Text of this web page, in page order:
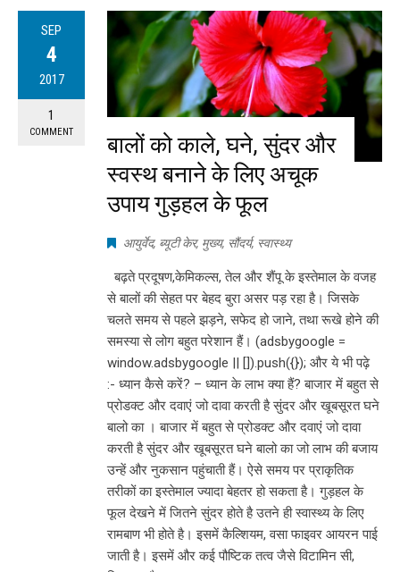
SEP
4
2017
1
COMMENT
बालों को काले, घने, सुंदर और
स्वस्थ बनाने के लिए अचूक
उपाय गुड़हल के फूल
आयुर्वेद, ब्यूटी केर, मुख्य, सौंदर्य, स्वास्थ्य
बढ़ते प्रदूषण,केमिकल्स, तेल और शैंपू के इस्तेमाल के वजह
से बालों की सेहत पर बेहद बुरा असर पड़ रहा है। जिसके
चलते समय से पहले झड़ने, सफेद हो जाने, तथा रूखे होने की
समस्या से लोग बहुत परेशान हैं। (adsbygoogle =
window.adsbygoogle || []).push({}); और ये भी पढ़े
:- ध्यान कैसे करें? – ध्यान के लाभ क्या हैं? बाजार में बहुत से
प्रोडक्ट और दवाएं जो दावा करती है सुंदर और खूबसूरत घने
बालो का । बाजार में बहुत से प्रोडक्ट और दवाएं जो दावा
करती है सुंदर और खूबसूरत घने बालो का जो लाभ की बजाय
उन्हें और नुकसान पहुंचाती हैं। ऐसे समय पर प्राकृतिक
तरीकों का इस्तेमाल ज्यादा बेहतर हो सकता है। गुड़हल के
फूल देखने में जितने सुंदर होते है उतने ही स्वास्थ्य के लिए
रामबाण भी होते है। इसमें कैल्शियम, वसा फाइवर आयरन पाई
जाती है। इसमें और कई पौष्टिक तत्व जैसे विटामिन सी,